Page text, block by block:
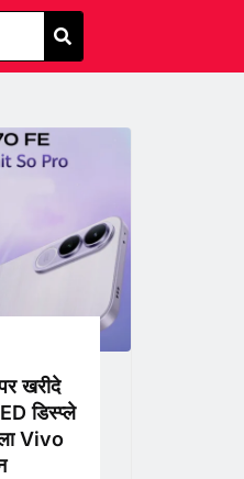
खरीदे
डिस्प्ले
Vivo